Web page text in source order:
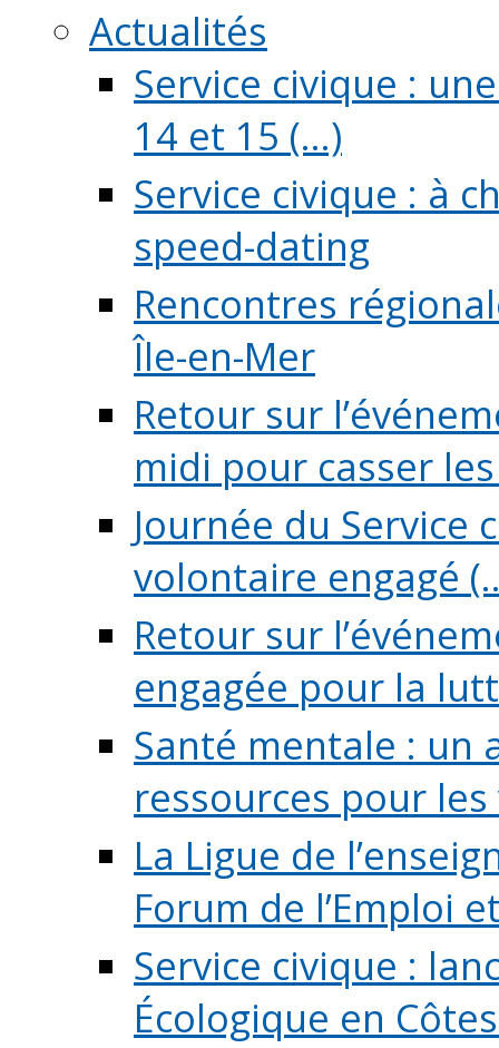
Actualités
Service civique :
14 et 15 (...)
Service civique : à
speed-dating
Rencontres
Île-en-Mer
Retour sur
midi pour casser les
Journée du Service
volontaire engagé
Retour sur
engagée pour la
Santé mentale : un
ressources pour
La Ligue de
Forum de l’Emploi
Service civique :
Écologique en